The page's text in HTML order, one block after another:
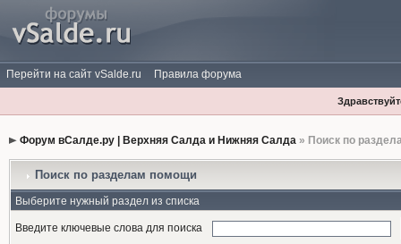
Перейти на сайт vSalde.ru Правила форума
Форум вСалде.ру | Верхняя Салда и Нижняя Салда» Поиск по
Поиск по разделам помощи
Выберите нужный раздел из списка
Введите ключевые слова для поиска